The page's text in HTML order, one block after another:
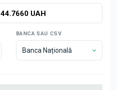
44.7660 UAH
BANCA SAU CSV
Banca Națională